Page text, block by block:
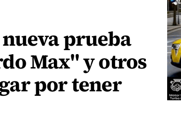
prueba
Max" y otros
por tener